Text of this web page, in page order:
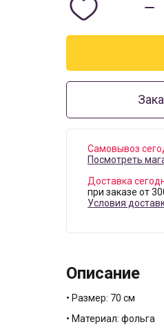
Самовывоз
Посмотреть
Доставка
при заказе от
Условия
Описание
• Размер: 70 см
• Материал: фольга